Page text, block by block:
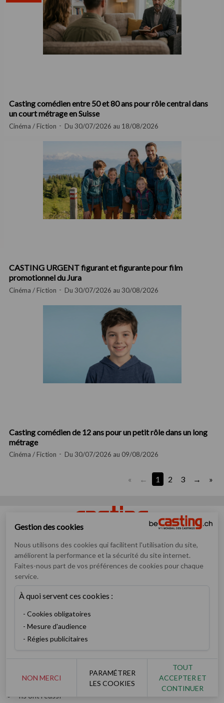
Casting comédien entre 50 et 80 ans pour rôle central dans
un court métrage en Suisse
Cinéma / Fiction Du 30/07/2026 au 18/08/2026
CASTING URGENT figurant et figurante pour film
promotionnel du Jura
Cinéma / Fiction Du 30/07/2026 au 30/08/2026
Casting comédien de 12 ans pour un petit rôle dans un long
métrage
Cinéma / Fiction Du 30/07/2026 au 09/08/2026
« 1 2 3 »
Numéro un mondial des annonces de casting pour artistes
débutants ou confirmés
Casting
Inscription
Devenez membre V.I.P
Consulter les castings
Enfants & ados
Devenez recruteur
Rechercher un artiste
Les derniers books
Ils ont réussi
Gestion des cookies
Nous utilisons des cookies qui facilitent l'utilisation du site,
améliorent la performance et la sécurité du site internet.
Faites-nous part de vos préférences de cookies pour chaque
service.
À quoi servent ces cookies :
Cookies obligatoires
Mesure d'audience
Régies publicitaires
NON MERCI
PARAMÉTRER
LES COOKIES
TOUT
ACCEPTER ET
CONTINUER